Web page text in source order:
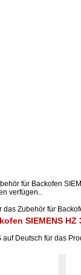
für Backofen
verfügen..
Zubehör für
SIEMENS HZ
Deutsch für das